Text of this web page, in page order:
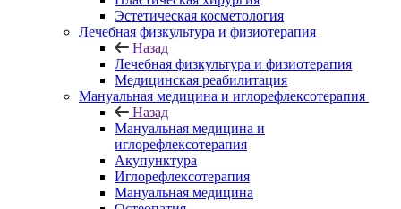
Эстетическая косметология
Лечебная физкультура и физиотерапия
Назад
Лечебная физкультура и физиотерапия
Медицинская реабилитация
Мануальная медицина и иглорефлексотерапия
Назад
Мануальная медицина и
иглорефлексотерапия
Акупунктура
Иглорефлексотерапия
Мануальная медицина